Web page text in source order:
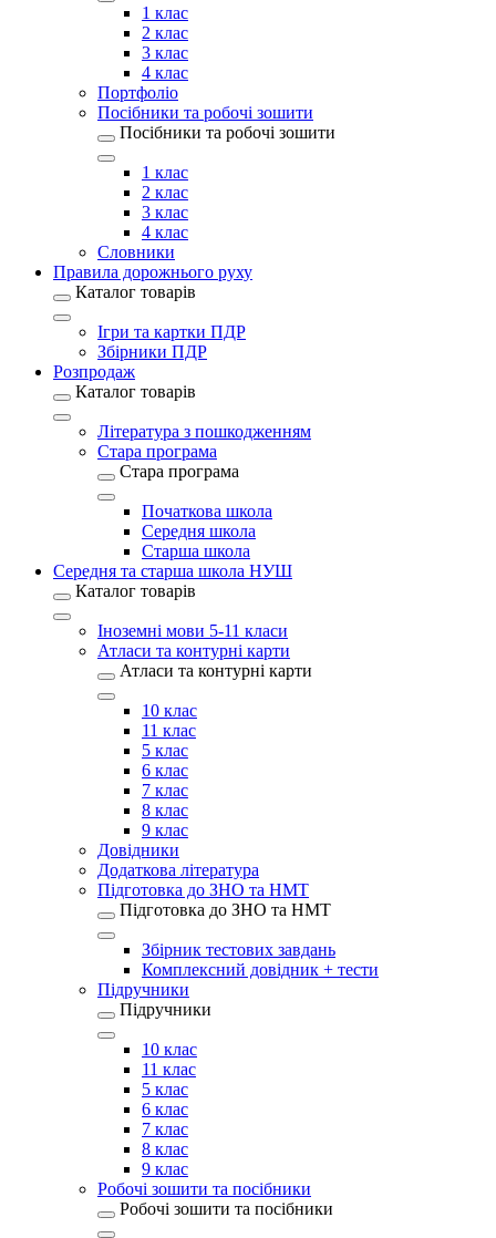
1 клас
2 клас
3 клас
4 клас
Портфоліо
Посібники та робочі зошити
Посібники та робочі зошити
1 клас
2 клас
3 клас
4 клас
Словники
Правила дорожнього руху
Каталог товарів
Ігри та картки ПДР
Збірники ПДР
Розпродаж
Каталог товарів
Література з пошкодженням
Стара програма
Стара програма
Початкова школа
Середня школа
Старша школа
Середня та старша школа НУШ
Каталог товарів
Іноземні мови 5-11 класи
Атласи та контурні карти
Атласи та контурні карти
10 клас
11 клас
5 клас
6 клас
7 клас
8 клас
9 клас
Довідники
Додаткова література
Підготовка до ЗНО та НМТ
Підготовка до ЗНО та НМТ
Збірник тестових завдань
Комплексний довідник + тести
Підручники
Підручники
10 клас
11 клас
5 клас
6 клас
7 клас
8 клас
9 клас
Робочі зошити та посібники
Робочі зошити та посібники